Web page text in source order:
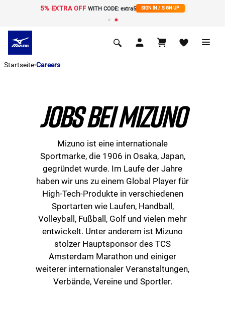
5% EXTRA OFF WITH CODE: extra5 SIGN IN / SIGN UP
Startseite Careers
JOBS BEI MIZUNO
Mizuno ist eine internationale
Sportmarke, die 1906 in Osaka, Japan,
gegründet wurde. Im Laufe der Jahre
haben wir uns zu einem Global Player für
High-Tech-Produkte in verschiedenen
Sportarten wie Laufen, Handball,
Volleyball, Fußball, Golf und vielen mehr
entwickelt. Unter anderem ist Mizuno
stolzer Hauptsponsor des TCS
Amsterdam Marathon und einiger
weiterer internationaler Veranstaltungen,
Verbände, Vereine und Sportler.